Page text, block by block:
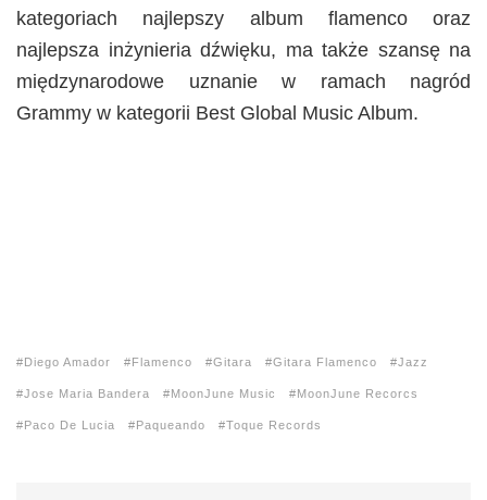
kategoriach najlepszy album flamenco oraz
najlepsza inżynieria dźwięku, ma także szansę na
międzynarodowe uznanie w ramach nagród
Grammy w kategorii Best Global Music Album.
Diego Amador Flamenco Gitara Gitara Flamenco Jazz
Jose Maria Bandera MoonJune Music MoonJune Recorcs
Paco De Lucia Paqueando Toque Records